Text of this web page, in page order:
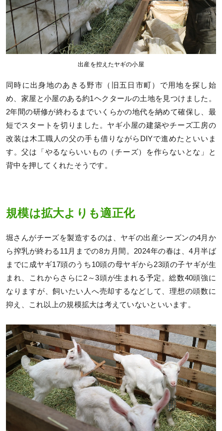
出産を控えたヤギの小屋
同時に出身地のあきる野市（旧五日市町）で用地を探し始
め、家屋と小屋のある約1ヘクタールの土地を見つけました。
2年間の研修が終わるまでいくらかの地代を納めて確保し、最
短でスタートを切りました。ヤギ小屋の建築やチーズ工房の
改装は木工職人の父の手も借りながらDIYで進めたといいま
す。父は「やるならいいもの（チーズ）を作らないとな」と
背中を押してくれたそうです。
規模は拡大よりも適正化
堀さんがチーズを製造するのは、ヤギの出産シーズンの4月か
ら搾乳が終わる11月までの8カ月間。2024年の春は、4月半ば
までに成ヤギ17頭のうち10頭の母ヤギから23頭の子ヤギが生
まれ、これからさらに2～3頭が生まれる予定。総数40頭強に
なりますが、飼いたい人へ売却するなどして、理想の頭数に
抑え、これ以上の規模拡大は考えていないといいます。